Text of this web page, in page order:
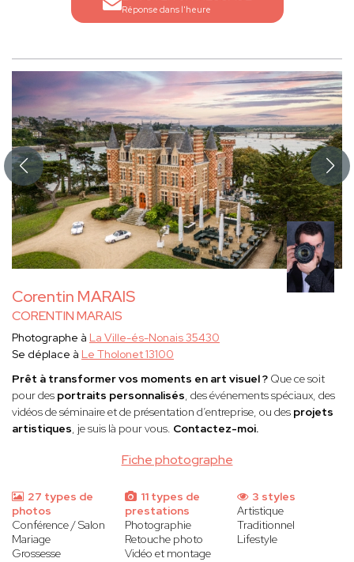
Réponse dans l'heure
Corentin MARAIS
CORENTIN MARAIS
Fiche photographe
Photographe à La Ville-és-Nonais 35430
Se déplace à Le Tholonet 13100
Prêt à transformer vos moments en art visuel ? Que ce soit
pour des portraits personnalisés, des événements spéciaux, des
vidéos de séminaire et de présentation d’entreprise, ou des projets
artistiques, je suis là pour vous. Contactez-moi.
27 types de
photos
Conférence / Salon
Mariage
Grossesse
11 types de
prestations
Photographie
Retouche photo
Vidéo et montage
3 styles
Artistique
Traditionnel
Lifestyle